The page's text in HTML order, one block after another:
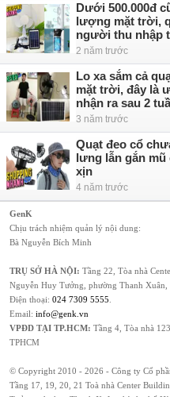
Dưới 500.000đ
lượng mặt trời,
người thu nhập
2 năm trước
Lo xa sắm cả
mặt trời, đây là
nhận ra sau 2
3 năm trước
Quạt đeo cổ
lưng lẫn gắn
xịn
4 năm trước
GenK
Chịu trách nhiệm quản lý nội dung:
Bà Nguyễn Bích Minh
TRỤ SỞ HÀ NỘI: Tầng 22, Tòa nhà
Nguyễn Huy Tưởng, phường Thanh Xuân,
Điện thoại: 024 7309 5555
Email: info@genk.vn
VPĐD TẠI TP.HCM: Tầng 4, Tòa nhà
TPHCM
© Copyright 2010 - 2026 - Công ty Cổ
Tầng 17, 19, 20, 21 Toà nhà Center